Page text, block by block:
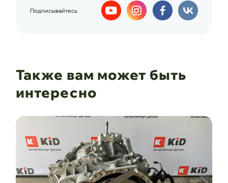
Подписывайтесь
Также вам может быть
интересно